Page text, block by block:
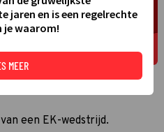
- Servië
een EK-wedstrijd.
jaren en is een regelrechte
je waarom!
MEER